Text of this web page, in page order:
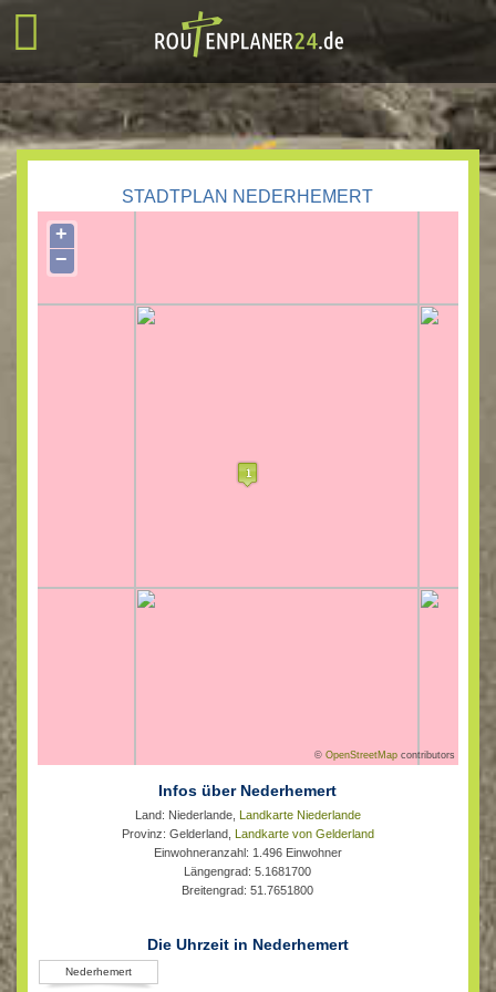
STADTPLAN NEDERHEMERT
+
−
©OpenStreetMap contributors
Infos über Nederhemert
Land: Niederlande, Landkarte Niederlande
Provinz: Gelderland, Landkarte von Gelderland
Einwohneranzahl: 1.496 Einwohner
Längengrad: 5.1681700
Breitengrad: 51.7651800
Die Uhrzeit in Nederhemert
Nederhemert